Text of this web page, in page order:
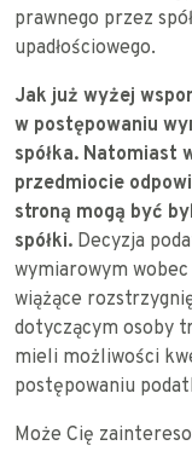
prawnego przez
upadłościowego.
Jak już wyżej
w postępowaniu
spółka. Natomiast
przedmiocie
stroną mogą być
spółki. Decyzja
wymiarowym
wiążące
dotyczącym osoby
mieli możliwości
postępowaniu
Może Cię